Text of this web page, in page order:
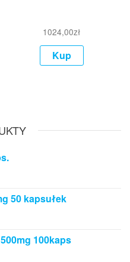
1024,00zł
Kup
50 kapsułek
100kaps